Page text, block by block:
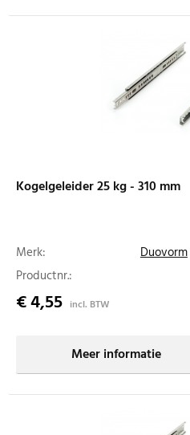
Kogelgeleider 25 kg - 310 mm
Merk:
Duovorm
Productnr.:
€ 4,55 incl. BTW
Meer informatie